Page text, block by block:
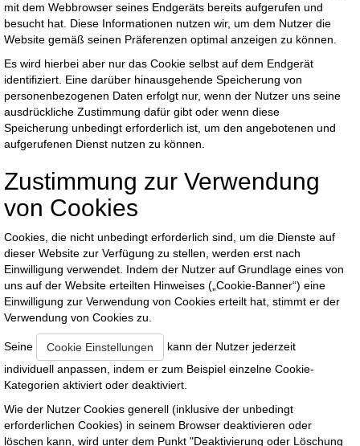
mit dem Webbrowser seines Endgeräts bereits aufgerufen und
besucht hat. Diese Informationen nutzen wir, um dem Nutzer die
Website gemäß seinen Präferenzen optimal anzeigen zu können.
Es wird hierbei aber nur das Cookie selbst auf dem Endgerät
identifiziert. Eine darüber hinausgehende Speicherung von
personenbezogenen Daten erfolgt nur, wenn der Nutzer uns seine
ausdrückliche Zustimmung dafür gibt oder wenn diese
Speicherung unbedingt erforderlich ist, um den angebotenen und
aufgerufenen Dienst nutzen zu können.
Zustimmung zur Verwendung
von Cookies
Cookies, die nicht unbedingt erforderlich sind, um die Dienste auf
dieser Website zur Verfügung zu stellen, werden erst nach
Einwilligung verwendet. Indem der Nutzer auf Grundlage eines von
uns auf der Website erteilten Hinweises („Cookie-Banner“) eine
Einwilligung zur Verwendung von Cookies erteilt hat, stimmt er der
Verwendung von Cookies zu.
Seine Cookie Einstellungen
kann der Nutzer jederzeit
individuell anpassen, indem er zum Beispiel einzelne Cookie-
Kategorien aktiviert oder deaktiviert.
Wie der Nutzer Cookies generell (inklusive der unbedingt
erforderlichen Cookies) in seinem Browser deaktivieren oder
löschen kann, wird unter dem Punkt "Deaktivierung oder Löschung